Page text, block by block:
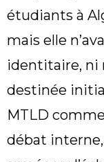
étudiants à
mais elle
identitaire, ni
destinée
MTLD
débat